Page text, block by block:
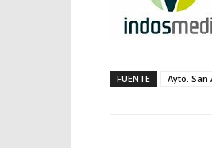
FUENTE Ayto. San